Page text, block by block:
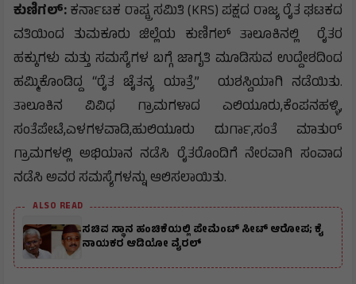
ಕುಣಿಗಲ್:ಕರ್ನಾಟಕ ರಾಷ್ಟ್ರ ಸಮಿತಿ (KRS) ಪಕ್ಷದ ರಾಜ್ಯ ರೈತ ಘಟಕದ
ವತಿಯಿಂದ ತುಮಕೂರು ಜಿಲ್ಲೆಯ ಕುಣಿಗಲ್ ತಾಲೂಕಿನಲ್ಲಿ ರೈತರ
ಹಕ್ಕುಗಳು ಮತ್ತು ಸಮಸ್ಯೆಗಳ ಬಗ್ಗೆ ಜಾಗೃತಿ ಮೂಡಿಸುವ ಉದ್ದೇಶದಿಂದ
ಹಮ್ಮಿಕೊಂಡಿದ್ದ “ರೈತ ಚೈತನ್ಯ ಯಾತ್ರೆ” ಯಶಸ್ವಿಯಾಗಿ ನಡೆಯಿತು.
ತಾಲೂಕಿನ ವಿವಿಧ ಗ್ರಾಮಗಳಾದ ಎಲಿಯೂರು,ಕೆಂಪನಹಳ್ಳಿ,
ಸಂತೆಪೇಟೆ,ಎಳಗಳವಾಡಿ,ಹುಲಿಯೂರು ದುರ್ಗಾ,ಸಂತೆ ಮಾತುರ್
ಗ್ರಾಮಗಳಲ್ಲಿ ಅಭಿಯಾನ ನಡೆಸಿ ರೈತರೊಂದಿಗೆ ನೇರವಾಗಿ ಸಂವಾದ
ನಡೆಸಿ ಅವರ ಸಮಸ್ಯೆಗಳನ್ನು ಆಲಿಸಲಾಯಿತು.
ALSO READ
ಸಚಿವ ಸ್ಥಾನ ಹಂಚಿಕೆಯಲ್ಲಿ ಪೇಮೆಂಟ್ ಸೀಟ್ ಆರೋಪ; ಕೈ
ನಾಯಕರ ಆಡಿಯೋ ವೈರಲ್